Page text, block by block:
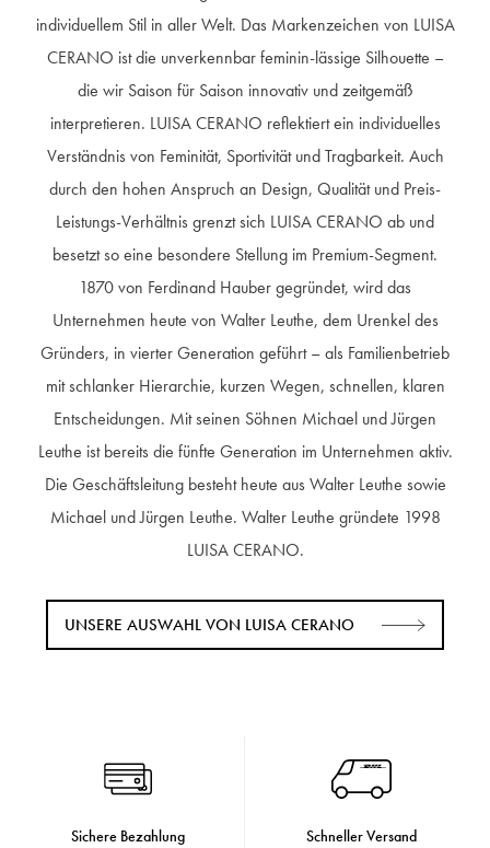
individuellem Stil in aller Welt. Das Markenzeichen von LUISA
CERANO ist die unverkennbar feminin-lässige Silhouette –
die wir Saison für Saison innovativ und zeitgemäß
interpretieren. LUISA CERANO reflektiert ein individuelles
Verständnis von Feminität, Sportivität und Tragbarkeit. Auch
durch den hohen Anspruch an Design, Qualität und Preis-
Leistungs-Verhältnis grenzt sich LUISA CERANO ab und
besetzt so eine besondere Stellung im Premium-Segment.
1870 von Ferdinand Hauber gegründet, wird das
Unternehmen heute von Walter Leuthe, dem Urenkel des
Gründers, in vierter Generation geführt – als Familienbetrieb
mit schlanker Hierarchie, kurzen Wegen, schnellen, klaren
Entscheidungen. Mit seinen Söhnen Michael und Jürgen
Leuthe ist bereits die fünfte Generation im Unternehmen aktiv.
Die Geschäftsleitung besteht heute aus Walter Leuthe sowie
Michael und Jürgen Leuthe. Walter Leuthe gründete 1998
LUISA CERANO.
UNSERE AUSWAHL VON LUISA CERANO
Sichere Bezahlung Schneller Versand